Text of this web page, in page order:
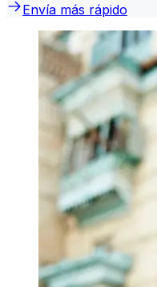
Envía más rápido